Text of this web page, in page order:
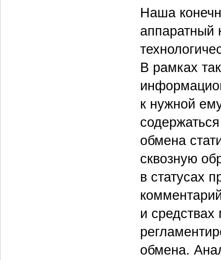
Наша
аппаратный
В рамках
к нужной
обмена
сквозную
в статусах
и
обмена.